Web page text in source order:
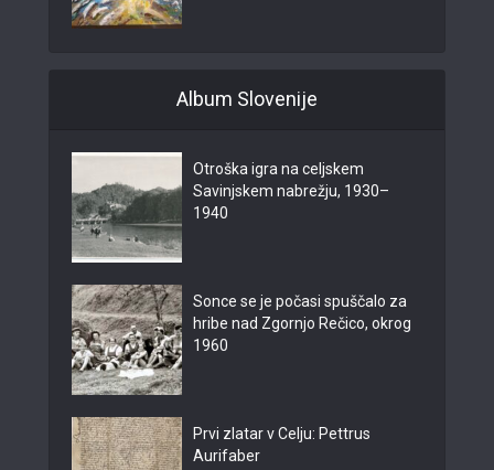
Album Slovenije
Otroška igra na celjskem
Savinjskem nabrežju, 1930–
1940
Sonce se je počasi spuščalo za
hribe nad Zgornjo Rečico, okrog
1960
Prvi zlatar v Celju: Pettrus
Aurifaber